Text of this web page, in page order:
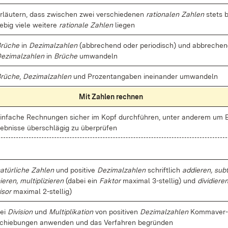
dass zwi­schen zwei ver­schie­de­nen ra­tio­na­len Zah­lenstets
vie­le wei­te­re ra­tio­na­le Zah­lenlie­gen
in De­zi­mal­zah­len(ab­bre­chend oder pe­ri­odisch) und
in Brü­che um­wan­deln
De­zi­mal­zah­lenund Pro­zent­an­ga­ben in­ein­an­der um­wan­deln
Mit Zah­len rech­nen
Rech­nun­gen si­cher im Kopf durch­füh­ren, un­ter an­de­rem um
über­schlä­gig zu über­prü­fen
Zah­lenund po­si­ti­ve De­zi­mal­zah­lenschrift­lich ad­die­ren,
mul­ti­pli­zie­ren(da­bei ein Fak­torma­xi­mal 3-stel­lig) und di­vi­die­ren
ma­xi­mal 2-stel­lig)
Di­vi­si­onund Mul­ti­pli­ka­ti­onvon po­si­ti­ven De­zi­mal­zah­lenKom­ma­ver­
an­wen­den und das Ver­fah­ren be­grün­den